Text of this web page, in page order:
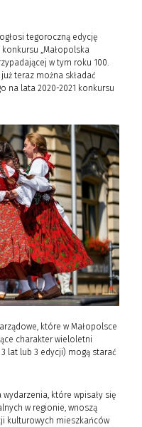
tegoroczną edycję
„Małopolska
w tym roku 100.
teraz można składać
na lata 2020-2021 konkursu
które w Małopolsce
charakter wieloletni
lat lub 3 edycji) mogą starać
które wpisały się
w regionie, wnoszą
kulturowych mieszkańców